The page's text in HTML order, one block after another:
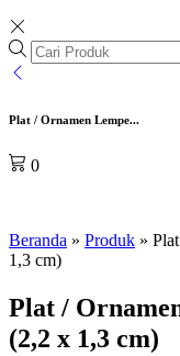
Plat / Ornamen Lempe...
0
Beranda » Produk »
1,3 cm)
Plat /
(2,2 x 1,3 cm)